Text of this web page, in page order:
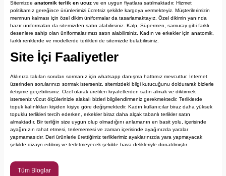
Sitemizde anatomik terlik en ucuz ve en uygun fiyatlara satılmaktadır. Hizmet
politikamız gereğince ürünlerimizi ücretsiz şekilde kargoya vermekteyiz. Müşterilerimizin
memnun kalması için özel dikim üniformalar da tasarlamaktayız. Özel dikimin yanında
hazır üniformaları da sitemizden satın alabilirsiniz. Kalp, Süpermen, samuray gibi farklı
desenlere sahip olan üniformalarımızı satın alabilirsiniz. Kadın ve erkekler için anatomik,
farklı renklerde ve modellerde terlikleri de sitemizde bulabilirsiniz.
Site İçi Faaliyetler
Aklınıza takılan soruları sormanız için whatsapp danışma hattımız mevcuttur. İnternet
üzerinden sorularınızı sormak isterseniz, sitemizdeki bilgi kutucuğunu doldurarak bizlerle
iletişime geçebilirsiniz. Özel olarak üretilen kıyafetlerden satın almak ve diktirmek
isterseniz vücut ölçülerinizle alakalı bizleri bilgilendirmeniz gerekmektedir. Terliklerde
topuk kalınlıkları kişiden kişiye göre değişmektedir. Kadın kullanıcılar biraz daha yüksek
topuklu terlikleri tercih ederken, erkekler biraz daha alçak tabanlı terlikler satın
almaktadır. Bir terliğin size uygun olup olmadığını anlamanın en basit yolu, içerisinde
ayağınızın rahat etmesi, terlememesi ve zaman içerisinde ayağınızda yaralar
yapmamasıdır. Deri ürünlerle ürettiğimiz terliklerimiz ayaklarınızda yara yapmayacak
şekilde dizayn edilmiş ve terletmeyecek şekilde hava delikleriyle donatılmıştır.
Tüm Bloglar